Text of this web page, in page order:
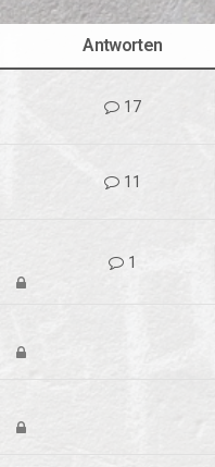
Antworten
17
11
1